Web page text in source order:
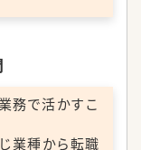
務で活かすこ
業種から転職